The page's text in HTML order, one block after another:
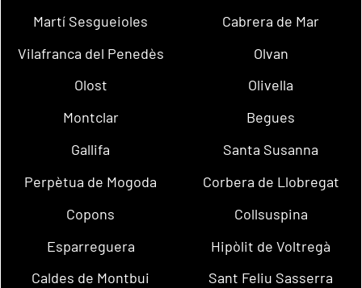
Martí Sesgueioles
Cabrera de Mar
Vilafranca del Penedès
Olvan
Olost
Olivella
Montclar
Begues
Gallifa
Santa Susanna
Perpètua de Mogoda
Corbera de Llobregat
Copons
Collsuspina
Esparreguera
Hipòlit de Voltregà
Caldes de Montbui
Sant Feliu Sasserra